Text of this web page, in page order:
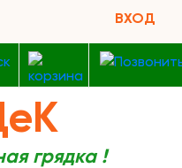
ВХОД
грядка !